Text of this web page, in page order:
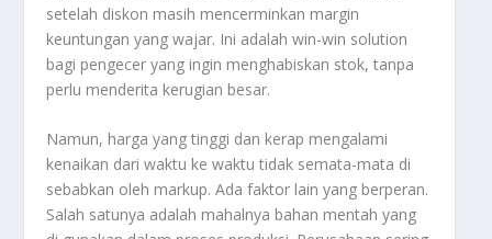
setelah diskon masih mencerminkan margin
keuntungan yang wajar. Ini adalahwin-win solution
bagi pengecer yang ingin menghabiskan stok, tanpa
perlu menderita kerugian besar.
Namun, harga yang tinggi dan kerap mengalami
kenaikan dari waktu ke waktu tidak semata-mata di
sebabkan oleh markup. Ada faktor lain yang berperan.
Salah satunya adalah mahalnya bahan mentah yang